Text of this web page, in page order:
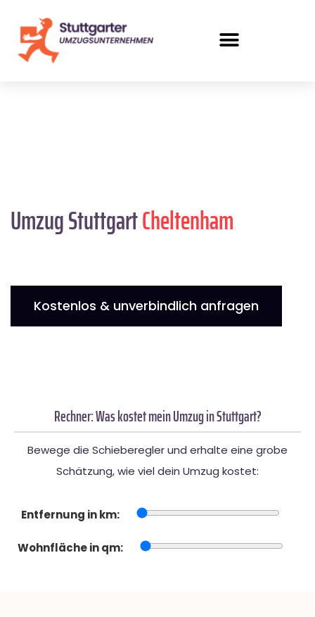
Umzug StuttgartCheltenham
Kostenlos & unverbindlich anfragen
Rechner: Was kostet mein Umzug in Stuttgart?
Bewege die Schieberegler und erhalte eine grobe
Schätzung, wie viel dein Umzug kostet:
Entfernung in km:
Wohnfläche in qm: